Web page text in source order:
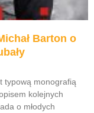
Barton o
typową monografią
kolejnych
o młodych